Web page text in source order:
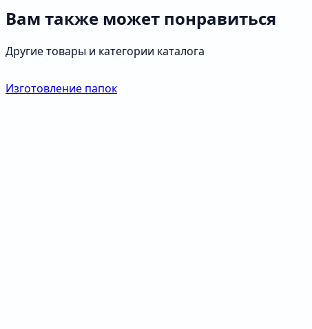
Вам также может понравиться
Другие товары и категории каталога
Изготовление папок